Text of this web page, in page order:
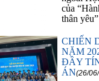
của
thân
CHIẾN
NĂM
ĐẦY
ÁN(26/